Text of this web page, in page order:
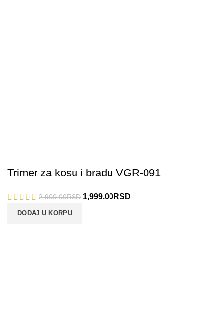
Trimer za kosu i bradu VGR-091
2,900.00RSD 1,999.00RSD
DODAJ U KORPU